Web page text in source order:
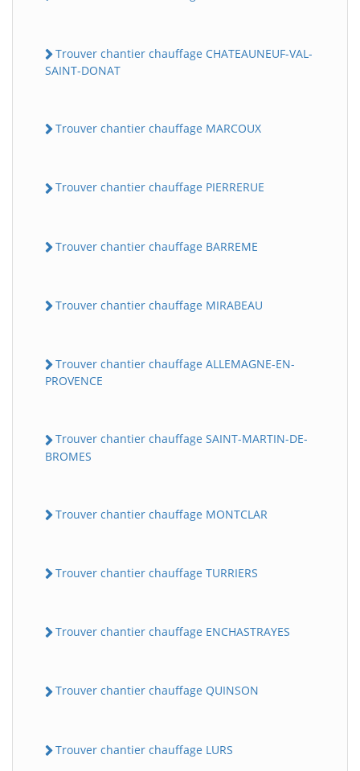
Trouver chantier chauffage CHATEAUNEUF-VAL-
SAINT-DONAT
Trouver chantier chauffage MARCOUX
Trouver chantier chauffage PIERRERUE
Trouver chantier chauffage BARREME
Trouver chantier chauffage MIRABEAU
Trouver chantier chauffage ALLEMAGNE-EN-
PROVENCE
Trouver chantier chauffage SAINT-MARTIN-DE-
BROMES
Trouver chantier chauffage MONTCLAR
Trouver chantier chauffage TURRIERS
Trouver chantier chauffage ENCHASTRAYES
Trouver chantier chauffage QUINSON
Trouver chantier chauffage LURS